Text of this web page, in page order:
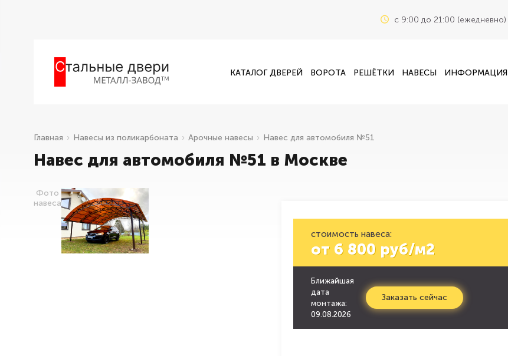
c 9:00 до 21:00 (ежедневно)
КАТАЛОГ ДВЕРЕЙ ВОРОТА РЕШЁТКИ НАВЕСЫ ИНФОРМАЦИЯ
Навес для автомобиля №51 в Москве
Главная Навесы из поликарбоната Арочные навесы Навес для автомобиля №51
Фото
навеса
стоимость навеса:
от 6 800 руб/м2
Ближайшая
дата
монтажа:
09.08.2026
Заказать сейчас